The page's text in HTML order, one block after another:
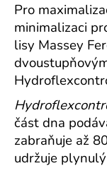
Pro
minimalizaci
lisy Massey
část dna
zabraňuje až
udržuje